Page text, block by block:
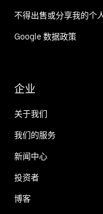
不得出售或分享我的个
Google 数据政策
企业
关于我们
我们的服务
新闻中心
投资者
博客